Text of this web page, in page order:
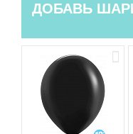
ДОБАВЬ